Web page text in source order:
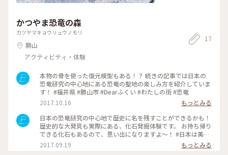
かつやま恐竜の森
カツヤマキョウリュウノモリ
勝山
アクティビティ・体験
17
本物の骨を使った復元模型もある！？ 続きの記事では日本の
恐竜研究の中心地にある恐竜の聖地の楽しみ方を紹介していま
す！ #福井県 #勝山市 #Dearふくい #わたしの街 #恐竜
2017.10.16
もっとみる
日本の恐竜研究の中心地で歴史に名を残すことができるかも！
歴史的な大発見も実際にある、化石発掘体験です。 お持ち帰り
できる化石もあるので、思い出になりますよ〜！ #日本は美し
い #福井県 #勝山市 #Dearふくい #恐竜 #化石 #発掘体験 #恐竜
博物館 #お土産 #体験
2017.09.19 もっとみる